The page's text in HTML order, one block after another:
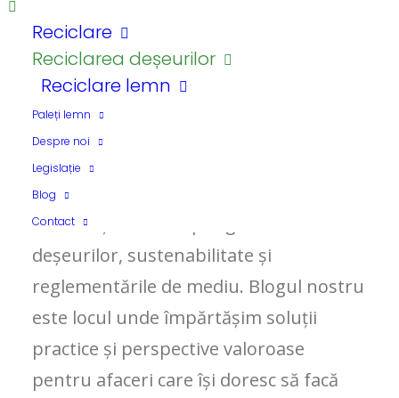
Reciclare
Reciclarea deșeurilor
Reciclare lemn
Paleți lemn
Despre noi
Legislație
Blog
Contact
Resurse Utile
Descoperă ultimele noutăți, sfaturi și
informații utile despre gestionarea
deșeurilor, sustenabilitate și
reglementările de mediu. Blogul nostru
este locul unde împărtășim soluții
practice și perspective valoroase
pentru afaceri care își doresc să facă